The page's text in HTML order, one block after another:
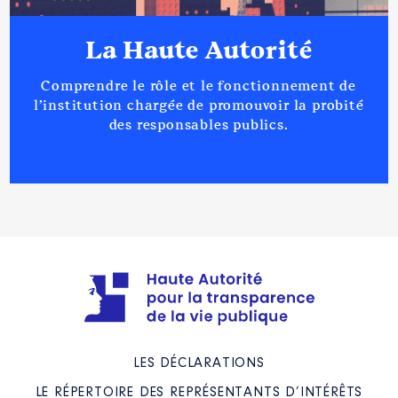
La Haute Autorité
Comprendre le rôle et le fonctionnement de
l’institution chargée de promouvoir la probité
des responsables publics.
LES DÉCLARATIONS
LE RÉPERTOIRE DES REPRÉSENTANTS D’INTÉRÊTS